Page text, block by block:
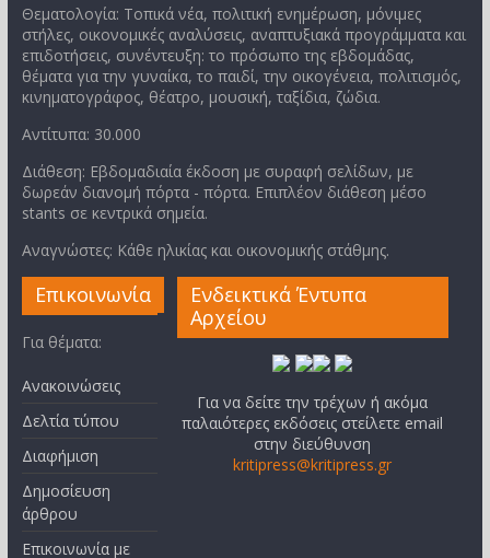
Θεματολογία: Τοπικά νέα, πολιτική ενημέρωση, μόνιμες
στήλες, οικονομικές αναλύσεις, αναπτυξιακά προγράμματα και
επιδοτήσεις, συνέντευξη: το πρόσωπο της εβδομάδας,
θέματα για την γυναίκα, το παιδί, την οικογένεια, πολιτισμός,
κινηματογράφος, θέατρο, μουσική, ταξίδια, ζώδια.
Αντίτυπα: 30.000
Διάθεση: Εβδομαδιαία έκδοση με συραφή σελίδων, με
δωρεάν διανομή πόρτα - πόρτα. Επιπλέον διάθεση μέσο
stants σε κεντρικά σημεία.
Αναγνώστες: Κάθε ηλικίας και οικονομικής στάθμης.
Επικοινωνία
Για θέματα:
Ανακοινώσεις
Δελτία τύπου
Διαφήμιση
Δημοσίευση
άρθρου
Επικοινωνία με
Ενδεικτικά Έντυπα
Αρχείου
Για να δείτε την τρέχων ή ακόμα
παλαιότερες εκδόσεις στείλετε email
στην διεύθυνση
kritipress@kritipress.gr